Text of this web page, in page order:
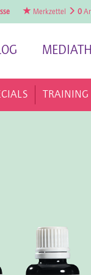
Merkzettel 0
TRAINING